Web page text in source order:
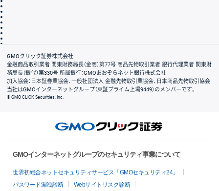
会社案内
GMOクリック証券株式会社
金融商品取引業者 関東財務局長（金商）第77号 商品先物取引業者 銀行代理業者 関東財
務局長（銀代）第330号 所属銀行：GMOあおぞらネット銀行株式会社
加入協会：日本証券業協会、一般社団法人 金融先物取引業協会、日本商品先物取引協会
当社はGMOインターネットグループ（東証プライム上場9449）のメンバーです。
© GMO CLICK Securities, Inc.
GMOインターネットグループのセキュリティ事業について
世界初総合ネットセキュリティサービス「GMOセキュリティ24」
パスワード漏洩診断
Webサイトリスク診断